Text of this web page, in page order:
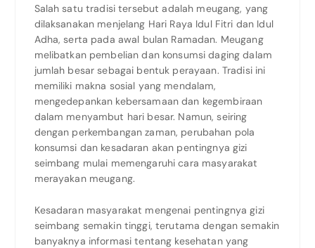
Salah satu tradisi tersebut adalah meugang, yang
dilaksanakan menjelang Hari Raya Idul Fitri dan Idul
Adha, serta pada awal bulan Ramadan. Meugang
melibatkan pembelian dan konsumsi daging dalam
jumlah besar sebagai bentuk perayaan. Tradisi ini
memiliki makna sosial yang mendalam,
mengedepankan kebersamaan dan kegembiraan
dalam menyambut hari besar. Namun, seiring
dengan perkembangan zaman, perubahan pola
konsumsi dan kesadaran akan pentingnya gizi
seimbang mulai memengaruhi cara masyarakat
merayakan meugang.
Kesadaran masyarakat mengenai pentingnya gizi
seimbang semakin tinggi, terutama dengan semakin
banyaknya informasi tentang kesehatan yang